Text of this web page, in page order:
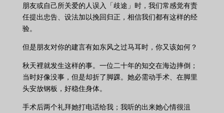
朋友或自己所关爱的人误入「歧途」时，我们常感觉有责
任提出忠告、设法加以挽回归正，相信我们都有这样的经
验。
但是朋友对你的建言有如东风之过马耳时，你又该如何？
秋天裡就发生这样的事。一位二十年的知交在海边摔倒；
当时好像没事，但是却折了脚踝。她必需动手术、在脚里
头安放钢板，好稳住身体。
手术后两个礼拜她打电话给我；我听的出来她心情很沮